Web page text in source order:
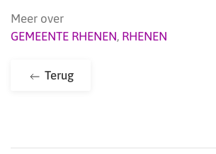
Meer over
GEMEENTE RHENEN, RHENEN
Terug